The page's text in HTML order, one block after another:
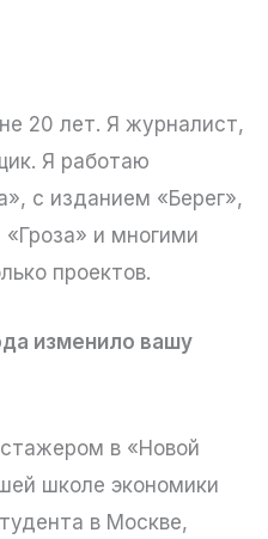
20 лет. Я журналист,
Я работаю
с изданием «Берег»,
и многими
проектов.
изменило вашу
в «Новой
школе экономики
в Москве,